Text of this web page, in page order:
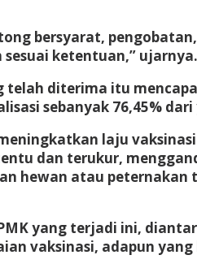
bersyarat,
ketentuan,” ujarnya.
diterima itu
sebanyak 76,45%
laju
dan terukur,
hewan atau
yang terjadi ini,
vaksinasi, adapun